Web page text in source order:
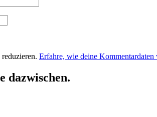
Erfahre, wie deine Kommentardaten
dazwischen.